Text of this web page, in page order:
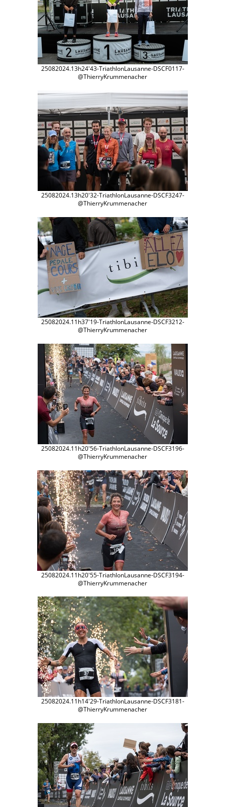
25082024.13h24'43-TriathlonLausanne-DSCF0117-
@ThierryKrummenacher
25082024.13h20'32-TriathlonLausanne-DSCF3247-
@ThierryKrummenacher
25082024.11h37'19-TriathlonLausanne-DSCF3212-
@ThierryKrummenacher
25082024.11h20'56-TriathlonLausanne-DSCF3196-
@ThierryKrummenacher
25082024.11h20'55-TriathlonLausanne-DSCF3194-
@ThierryKrummenacher
25082024.11h14'29-TriathlonLausanne-DSCF3181-
@ThierryKrummenacher